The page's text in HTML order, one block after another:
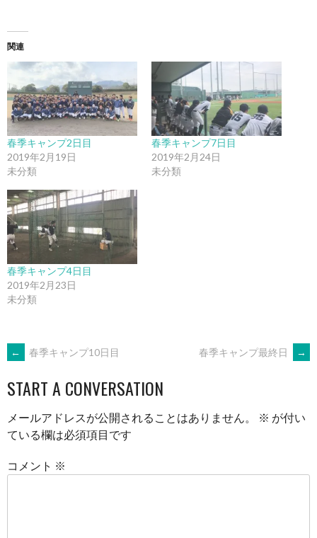
関連
春季キャンプ2日目
2019年2月19日
未分類
春季キャンプ7日目
2019年2月24日
未分類
春季キャンプ4日目
2019年2月23日
未分類
POST
NAVIGATION
← 春季キャンプ10日目 春季キャンプ最終日 →
START A CONVERSATION
メールアドレスが公開されることはありません。 ※ が付い
ている欄は必須項目です
コメント ※